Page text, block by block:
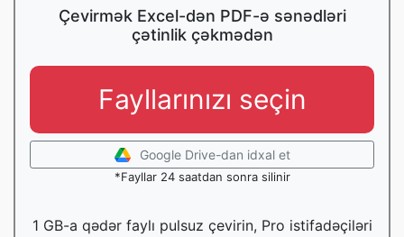
Çevirmək Excel-dən PDF-ə sənədləri
çətinlik çəkmədən
Fayllarınızı seçin
Google Drive-dan idxal et
*Fayllar 24 saatdan sonra silinir
1 GB-a qədər faylı pulsuz çevirin, Pro istifadəçiləri